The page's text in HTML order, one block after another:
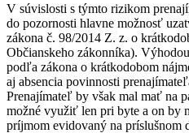
V súvislosti s týmto rizikom
do pozornosti hlavne možnosť
zákona č. 98/2014 Z. z. o
Občianskeho zákonníka).
podľa zákona o krátkodobom
aj absencia povinnosti
Prenajímateľ by však mal mať na
možné využiť len pri byte a on by
príjmom evidovaný na príslušnom